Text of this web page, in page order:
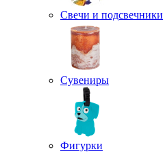
Свечи и подсвечники
Сувениры
Фигурки